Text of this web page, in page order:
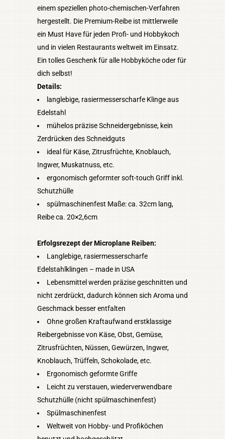
einem speziellen photo-chemischen-Verfahren
hergestellt. Die Premium-Reibe ist mittlerweile
ein Must Have für jeden Profi- und Hobbykoch
und in vielen Restaurants weltweit im Einsatz.
Ein tolles Geschenk für alle Hobbyköche oder für
dich selbst!
Details:
langlebige, rasiermesserscharfe Klinge aus
Edelstahl
mühelos präzise Schneidergebnisse, kein
Zerdrücken des Schneidguts
ideal für Käse, Zitrusfrüchte, Knoblauch,
Ingwer, Muskatnuss, etc.
ergonomisch geformter soft-touch Griff inkl.
Schutzhülle
spülmaschinenfest Maße: ca. 32cm lang,
Reibe ca. 20×2,6cm
Erfolgsrezept der Microplane Reiben:
Langlebige, rasiermesserscharfe
Edelstahlklingen – made in USA
Lebensmittel werden präzise geschnitten und
nicht zerdrückt, dadurch können sich Aroma und
Geschmack besser entfalten
Ohne großen Kraftaufwand erstklassige
Reibergebnisse von Käse, Obst, Gemüse,
Zitrusfrüchten, Nüssen, Gewürzen, Ingwer,
Knoblauch, Trüffeln, Schokolade, etc.
Ergonomisch geformte Griffe
Leicht zu verstauen, wiederverwendbare
Schutzhülle (nicht spülmaschinenfest)
Spülmaschinenfest
Weltweit von Hobby- und Profiköchen